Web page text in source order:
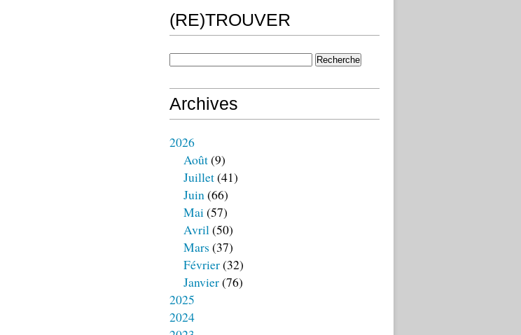
(RE)TROUVER
Archives
2026
Août(9)
Juillet(41)
Juin(66)
Mai(57)
Avril(50)
Mars (37)
Février(32)
Janvier(76)
2025
2024